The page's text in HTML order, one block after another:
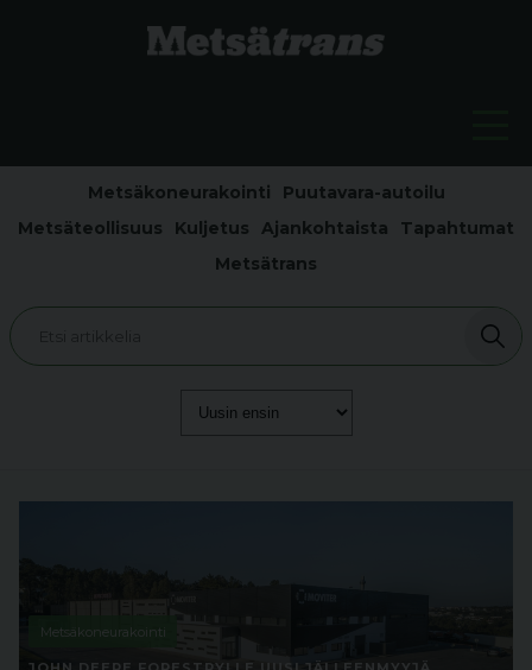
Metsäkoneurakointi
Puutavara-autoilu
Metsäteollisuus
Kuljetus Ajankohtaista
Tapahtumat
Metsätrans
Metsäkoneurakointi